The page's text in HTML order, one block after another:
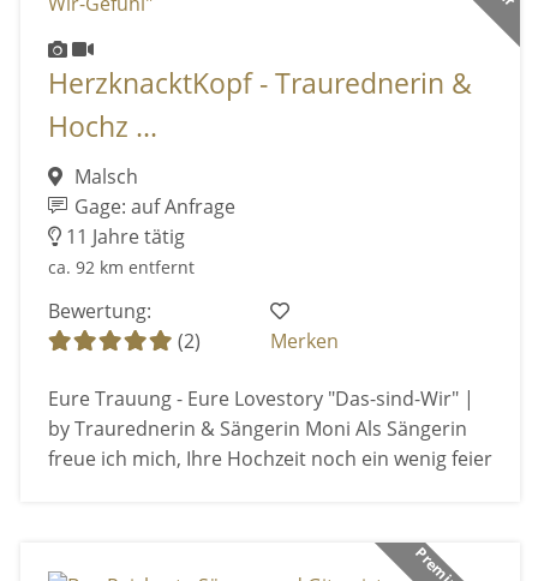
HerzknacktKopf - Traurednerin &
Hochz ...
Malsch
Gage: auf Anfrage
11 Jahre tätig
ca. 92 km entfernt
Bewertung:
(2)
Merken
Eure Trauung - Eure Lovestory "Das-sind-Wir" |
by Traurednerin & Sängerin Moni Als Sängerin
freue ich mich, Ihre Hochzeit noch ein wenig feier